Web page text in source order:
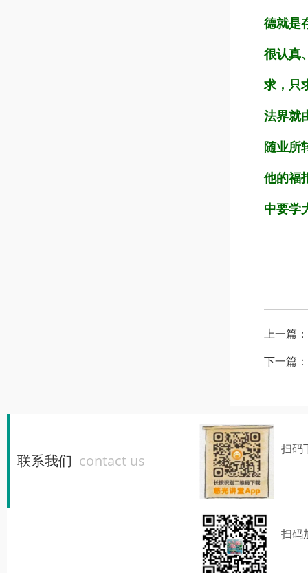
德就是
很认真
求，只
法界就
随业所
他的福
中要学
上一篇：
下一篇：
联系我们 contact us
扫码
扫码